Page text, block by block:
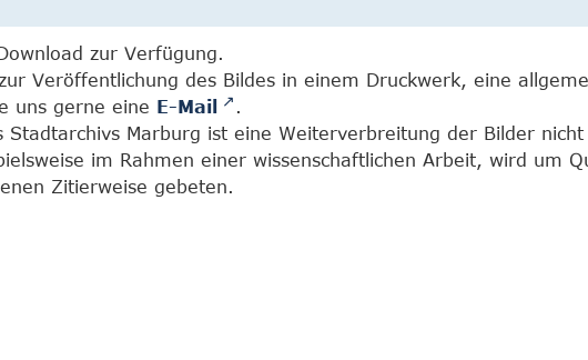
zur Verfügung.
Veröffentlichung des Bildes in einem Druckwerk, eine
uns gerne eine E-Mail
.
Stadtarchivs Marburg ist eine Weiterverbreitung der Bilder
im Rahmen einer wissenschaftlichen Arbeit, wird um
Zitierweise gebeten.